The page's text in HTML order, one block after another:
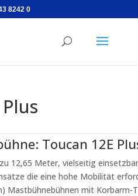
8242 0
Toucan 12E
12,65 Meter, vielseitig
die eine hohe Mobilität
Mastbühnebühnen mit Korbarm-